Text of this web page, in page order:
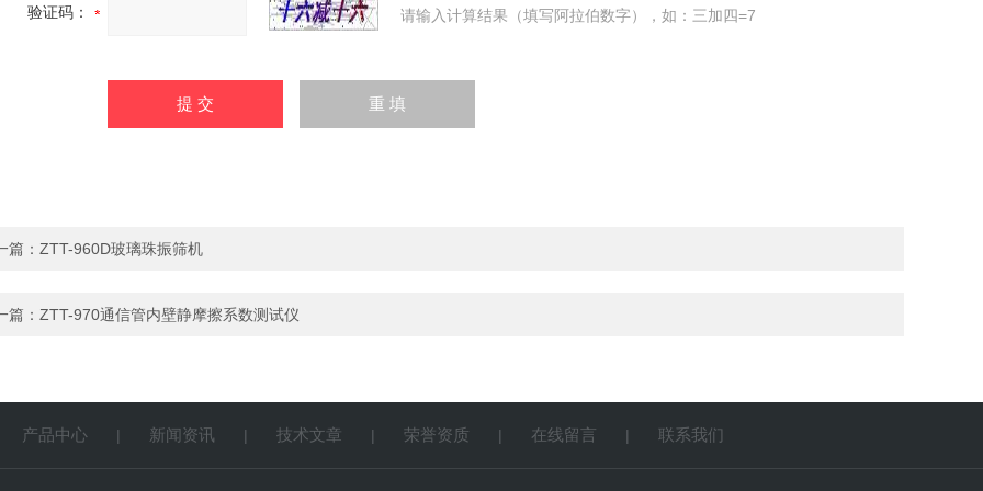
验证码： 请输入计算结果（填写阿拉伯数字），如：三加四=7
篇： ZTT-960D玻璃珠振筛机
篇： ZTT-970通信管内壁静摩擦系数测试仪
产品中心 | 新闻资讯 | 技术文章 | 荣誉资质 | 在线留言 | 联系我们